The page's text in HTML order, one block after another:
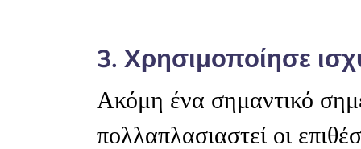
3. Χρησιμοποίησε
Ακόμη ένα σημαντικό
πολλαπλασιαστεί οι